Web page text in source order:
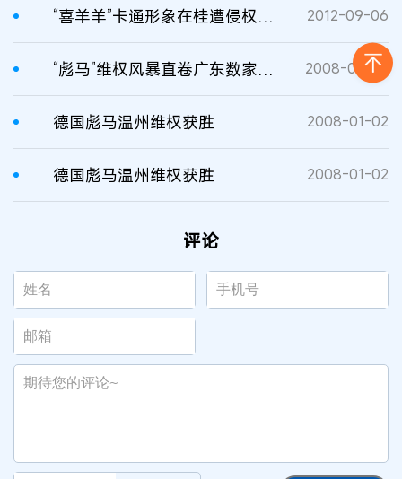
“喜羊羊”卡通形象在桂遭侵权 十余商家成被告 2012-09-06
“彪马”维权风暴直卷广东数家商场 2008-03-20
德国彪马温州维权获胜 2008-01-02
德国彪马温州维权获胜 2008-01-02
评论